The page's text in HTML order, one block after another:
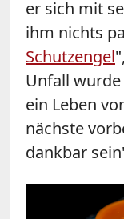
er sich mit
ihm nichts
Schutzengel
Unfall
ein Leben
nächste
dankbar